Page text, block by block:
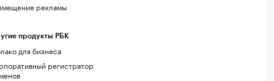
рекламы
продукты РБК
для бизнеса
регистратор